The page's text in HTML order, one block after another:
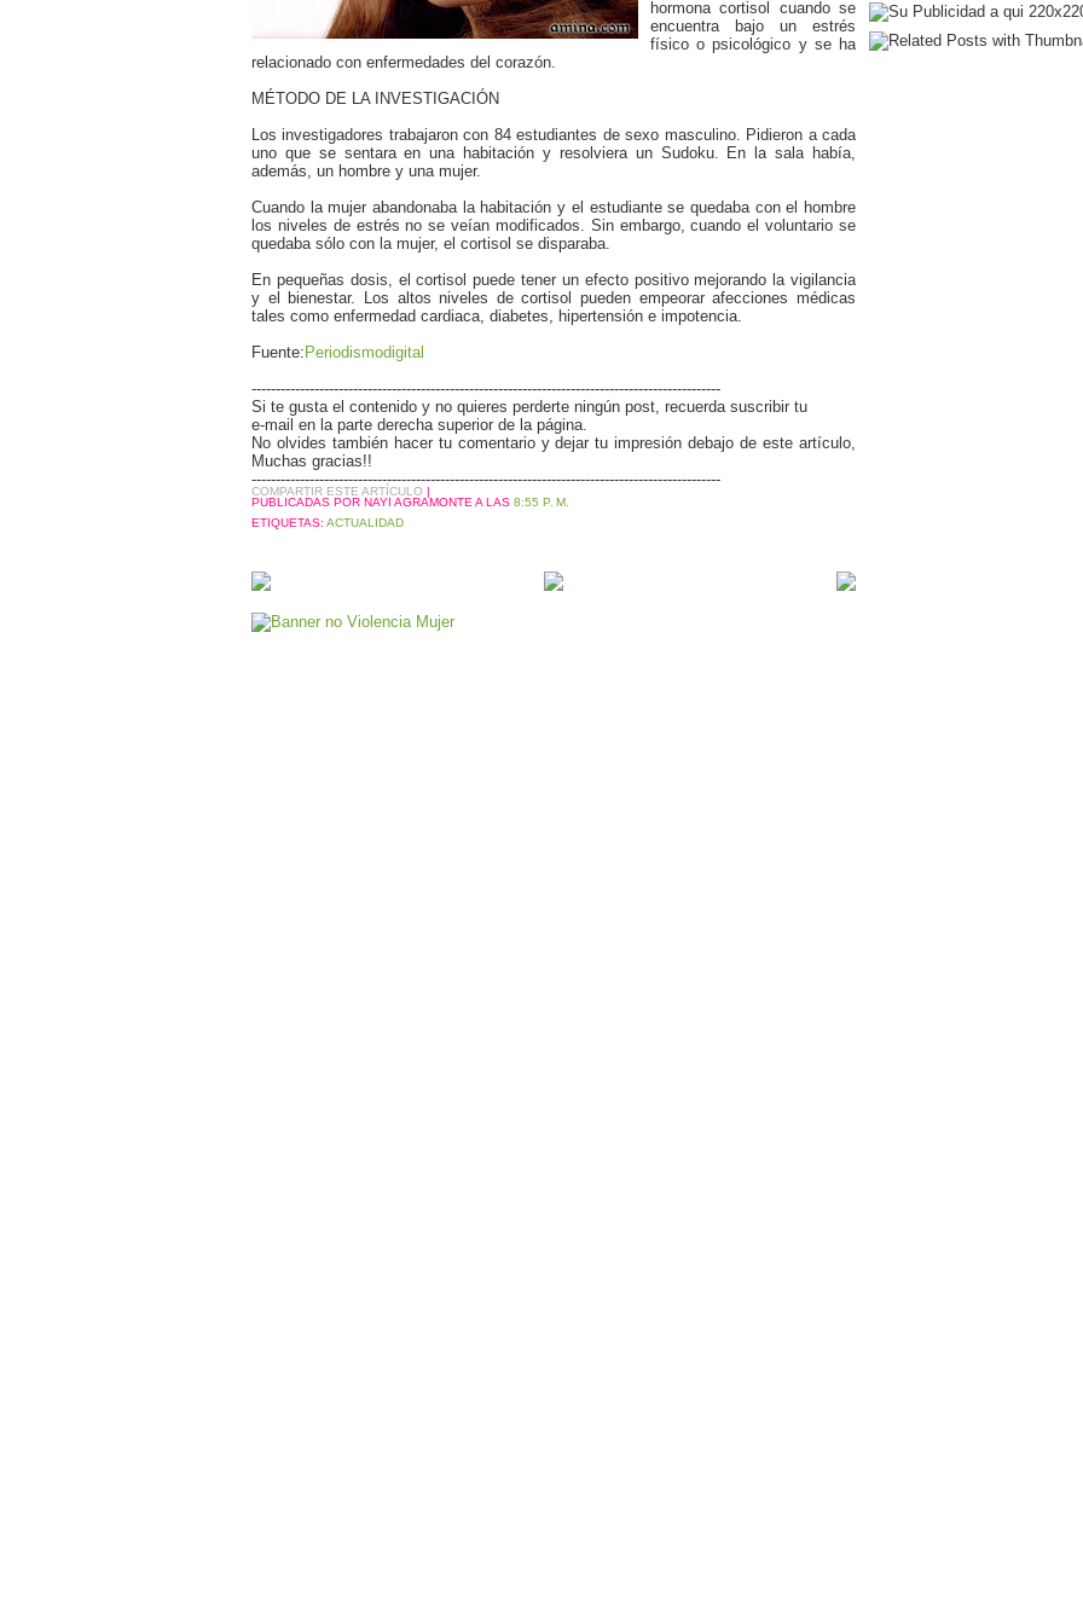
hormona cortisol cuando se
encuentra bajo un estrés
físico o psicológico y se ha
relacionado con enfermedades del corazón.
MÉTODO DE LA INVESTIGACIÓN
Los investigadores trabajaron con 84 estudiantes de sexo masculino. Pidieron a cada
uno que se sentara en una habitación y resolviera un Sudoku. En la sala había,
además, un hombre y una mujer.
Cuando la mujer abandonaba la habitación y el estudiante se quedaba con el hombre
los niveles de estrés no se veían modificados. Sin embargo, cuando el voluntario se
quedaba sólo con la mujer, el cortisol se disparaba.
En pequeñas dosis, el cortisol puede tener un efecto positivo mejorando la vigilancia
y el bienestar. Los altos niveles de cortisol pueden empeorar afecciones médicas
tales como enfermedad cardiaca, diabetes, hipertensión e impotencia.
Fuente: Periodismodigital
-------------------------------------------------------------------------------------------------
Si te gusta el contenido y no quieres perderte ningún post, recuerda suscribir tu
e-mail en la parte derecha superior de la página.
No olvides también hacer tu comentario y dejar tu impresión debajo de este artículo,
Muchas gracias!!
-------------------------------------------------------------------------------------------------
COMPARTIR ESTE ARTÍCULO |
PUBLICADAS POR NAYI AGRAMONTEA LAS 8:55 P. M.
ETIQUETAS: ACTUALIDAD